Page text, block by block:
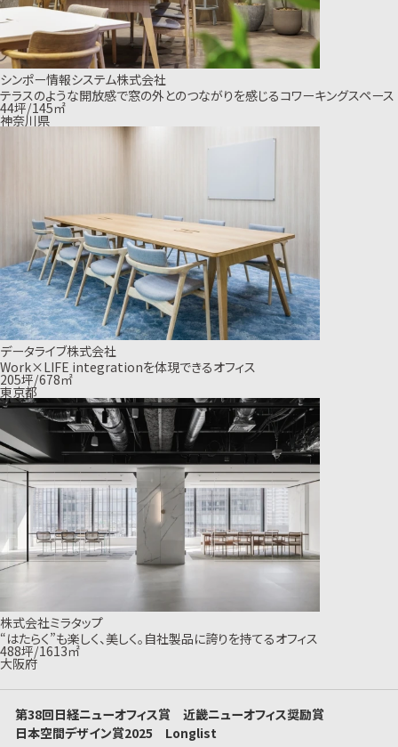
シンポー情報システム株式会社
テラスのような開放感で窓の外とのつながりを感じるコワーキングスペース
44坪/145㎡
神奈川県
データライブ株式会社
Work×LIFE integrationを体現できるオフィス
205坪/678㎡
東京都
株式会社ミラタップ
“はたらく”も楽しく、美しく。自社製品に誇りを持てるオフィス
488坪/1613㎡
大阪府
第38回日経ニューオフィス賞 近畿ニューオフィス奨励賞
日本空間デザイン賞2025 Longlist